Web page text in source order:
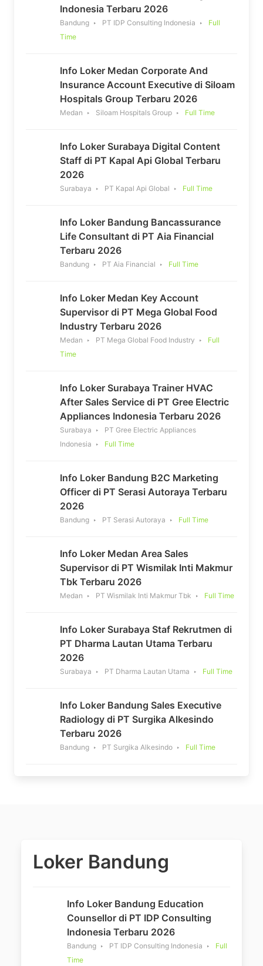
Indonesia Terbaru 2026
Bandung PT IDP Consulting Indonesia
Full
Time
Info Loker Medan Corporate And
Insurance Account Executive di Siloam
Hospitals Group Terbaru 2026
Medan Siloam Hospitals Group Full Time
Info Loker Surabaya Digital Content
Staff di PT Kapal Api Global Terbaru
2026
Surabaya PT Kapal Api Global Full Time
Info Loker Bandung Bancassurance
Life Consultant di PT Aia Financial
Terbaru 2026
Bandung PT Aia Financial Full Time
Info Loker Medan Key Account
Supervisor di PT Mega Global Food
Industry Terbaru 2026
Medan PT Mega Global Food Industry
Full
Time
Info Loker Surabaya Trainer HVAC
After Sales Service di PT Gree Electric
Appliances Indonesia Terbaru 2026
Surabaya
PT Gree Electric Appliances
Indonesia
Full Time
Info Loker Bandung B2C Marketing
Officer di PT Serasi Autoraya Terbaru
2026
Bandung PT Serasi Autoraya Full Time
Info Loker Medan Area Sales
Supervisor di PT Wismilak Inti Makmur
Tbk Terbaru 2026
Medan PT Wismilak Inti Makmur Tbk Full Time
Info Loker Surabaya Staf Rekrutmen di
PT Dharma Lautan Utama Terbaru
2026
Surabaya PT Dharma Lautan Utama Full Time
Info Loker Bandung Sales Executive
Radiology di PT Surgika Alkesindo
Terbaru 2026
Bandung PT Surgika Alkesindo Full Time
Loker Bandung
Info Loker Bandung Education
Counsellor di PT IDP Consulting
Indonesia Terbaru 2026
Bandung PT IDP Consulting Indonesia
Full
Time